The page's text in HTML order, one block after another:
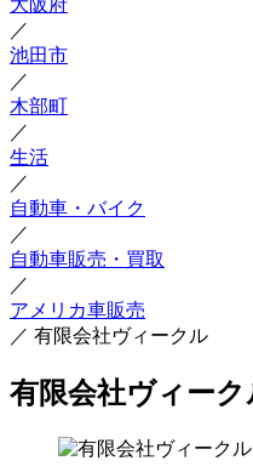
大阪府
／
池田市
／
木部町
／
生活
／
自動車・バイク
／
自動車販売・買取
／
アメリカ車販売
／ 有限会社ヴィークル
有限会社ヴィーク